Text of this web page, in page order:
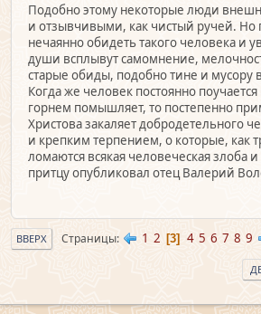
Подобно этому некоторые люди
и отзывчивыми, как чистый ручей. Но
нечаянно обидеть такого человека и
души всплывут самомнение,
старые обиды, подобно тине и мусору
Когда же человек постоянно
горнем помышляет, то постепенно
Христова закаляет добродетельного
и крепким терпением, о которые, как
ломаются всякая человеческая злоба
притцу опубликовал отец Валерий
ВВЕРХ Страницы 1 2 3 4 5 6 7 8 9